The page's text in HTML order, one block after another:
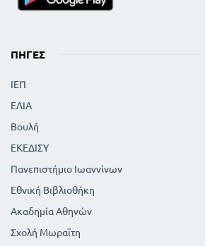
ΠΗΓΈΣ
ΙΕΠ
ΕΛΙΑ
Βουλή
ΕΚΕΔΙΣΥ
Πανεπιστήμιο Ιωαννίνων
Εθνική Βιβλιοθήκη
Ακαδημία Αθηνών
Σχολή Μωραϊτη